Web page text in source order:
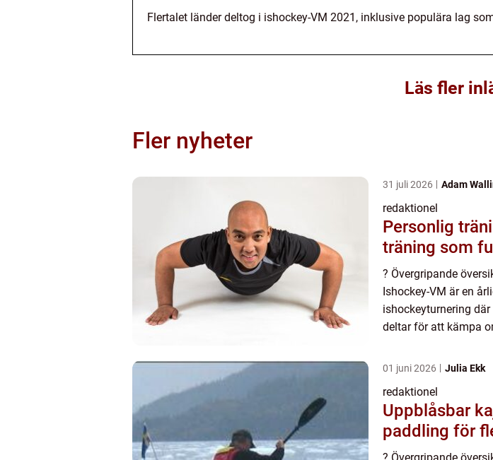
Flertalet länder deltog i ishockey-VM 2021, inklusive populära lag
Läs fler
Fler nyheter
31 juli 2026 Adam
redaktionel
Personlig träning
träning som
? Övergripande
Ishockey-VM är en
ishockeyturnering
deltar för att kämpa
evenemang i
01 juni 2026 Julia Ekk
redaktionel
Uppblåsbar kajak
paddling för